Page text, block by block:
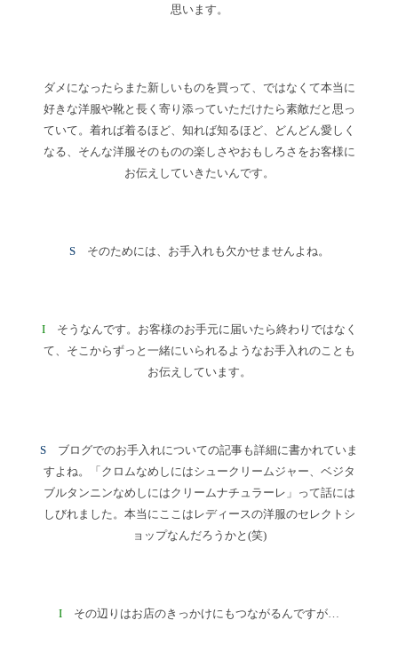
思います。
ダメになったらまた新しいものを買って、ではなくて本当に
好きな洋服や靴と長く寄り添っていただけたら素敵だと思っ
ていて。着れば着るほど、知れば知るほど、どんどん愛しく
なる、そんな洋服そのものの楽しさやおもしろさをお客様に
お伝えしていきたいんです。
Sそのためには、お手入れも欠かせませんよね。
Iそうなんです。お客様のお手元に届いたら終わりではなく
て、そこからずっと一緒にいられるようなお手入れのことも
お伝えしています。
S ブログでのお手入れについての記事も詳細に書かれていま
すよね。「クロムなめしにはシュークリームジャー、ベジタ
ブルタンニンなめしにはクリームナチュラーレ」って話には
しびれました。本当にここはレディースの洋服のセレクトシ
ョップなんだろうかと(笑)
I その辺りはお店のきっかけにもつながるんですが…